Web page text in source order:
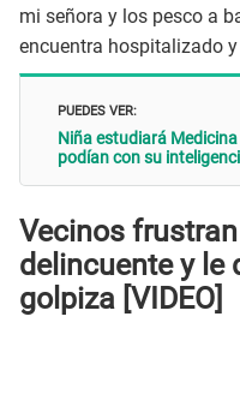
mi señora y los pesco a
encuentra hospitalizado
PUEDES VER:
Niña estudiará
podían con su
Vecinos
delincuente y le
golpiza [VIDEO]